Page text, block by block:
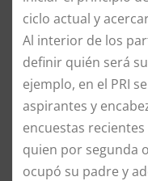
ciclo actual y
Al interior de los
definir quién será
ejemplo, en el PRI
aspirantes y
encuestas
quien por segunda
ocupó su padre y